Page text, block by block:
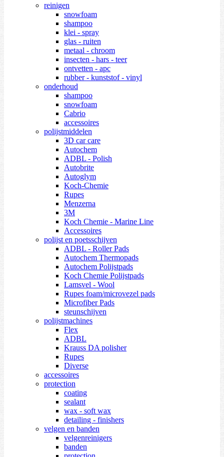
reinigen
snowfoam
shampoo
klei - spray
glas - ruiten
metaal - chroom
insecten - hars - teer
ontvetten - apc
rubber - kunststof - vinyl
onderhoud
shampoo
snowfoam
Cabrio
accessoires
polijstmiddelen
3D car care
Autochem
ADBL - Polish
Autobrite
Autoglym
Koch-Chemie
Rupes
Menzerna
3M
Koch Chemie - Marine Line
Accessoires
polijst en poetsschijven
ADBL - Roller Pads
Autochem Thermopads
Autochem Polijstpads
Koch Chemie Polijstpads
Lamsvel - Wool
Rupes foam/microvezel pads
Microfiber Pads
steunschijven
polijstmachines
Flex
ADBL
Krauss DA polisher
Rupes
Diverse
accessoires
protection
coating
sealant
wax - soft wax
detailing - finishers
velgen en banden
velgenreinigers
banden